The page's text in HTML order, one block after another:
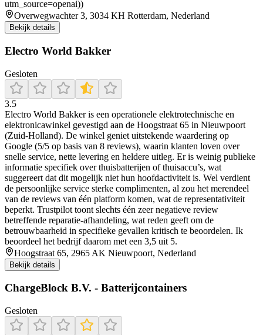
utm_source=openai))
Overwegwachter 3, 3034 KH Rotterdam, Nederland
Bekijk details
Electro World Bakker
Gesloten
3.5
Electro World Bakker is een operationele elektrotechnische en
elektronicawinkel gevestigd aan de Hoogstraat 65 in Nieuwpoort
(Zuid-Holland). De winkel geniet uitstekende waardering op
Google (5/5 op basis van 8 reviews), waarin klanten loven over
snelle service, nette levering en heldere uitleg. Er is weinig publieke
informatie specifiek over thuisbatterijen of thuisaccu’s, wat
suggereert dat dit mogelijk niet hun hoofdactiviteit is. Wel verdient
de persoonlijke service sterke complimenten, al zou het merendeel
van de reviews van één platform komen, wat de representativiteit
beperkt. Trustpilot toont slechts één zeer negatieve review
betreffende reparatie-afhandeling, wat reden geeft om de
betrouwbaarheid in specifieke gevallen kritisch te beoordelen. Ik
beoordeel het bedrijf daarom met een 3,5 uit 5.
Hoogstraat 65, 2965 AK Nieuwpoort, Nederland
Bekijk details
ChargeBlock B.V. - Batterijcontainers
Gesloten